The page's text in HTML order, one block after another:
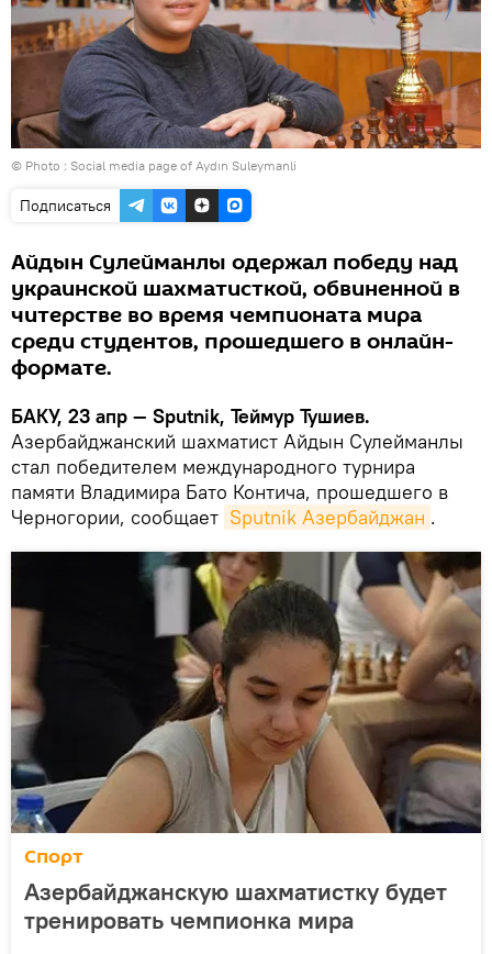
© Photo : Social media page of Aydın Suleymanli
Подписаться
Айдын Сулейманлы одержал победу над
украинской шахматисткой, обвиненной в
читерстве во время чемпионата мира
среди студентов, прошедшего в онлайн-
формате.
БАКУ, 23 апр — Sputnik, Теймур Тушиев.
Азербайджанский шахматист Айдын Сулейманлы
стал победителем международного турнира
памяти Владимира Бато Контича, прошедшего в
Черногории, сообщает Sputnik Азербайджан .
Спорт
Азербайджанскую шахматистку будет
тренировать чемпионка мира